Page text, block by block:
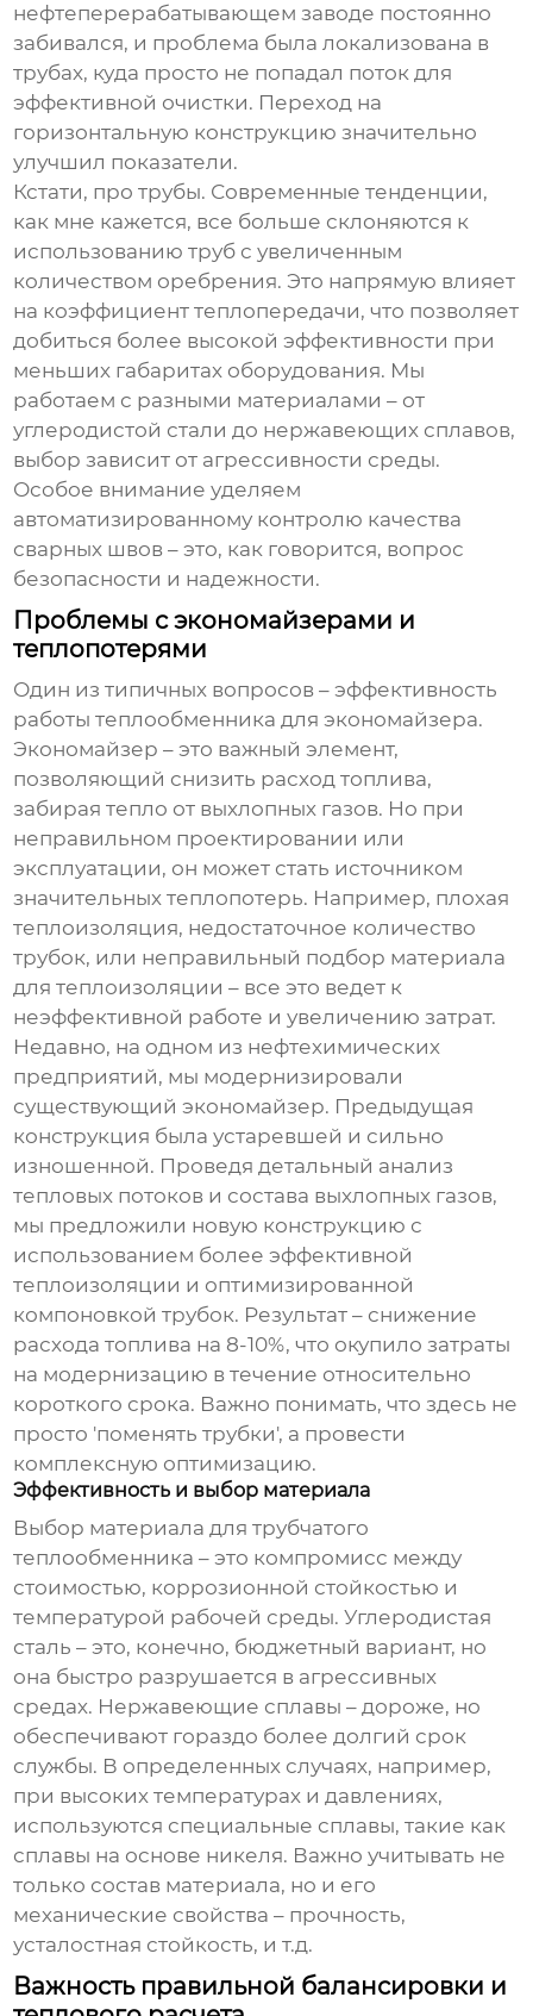
нефтеперерабатывающем заводе постоянно
забивался, и проблема была локализована в
трубах, куда просто не попадал поток для
эффективной очистки. Переход на
горизонтальную конструкцию значительно
улучшил показатели.
Кстати, про трубы. Современные тенденции,
как мне кажется, все больше склоняются к
использованию труб с увеличенным
количеством оребрения. Это напрямую влияет
на коэффициент теплопередачи, что позволяет
добиться более высокой эффективности при
меньших габаритах оборудования. Мы
работаем с разными материалами – от
углеродистой стали до нержавеющих сплавов,
выбор зависит от агрессивности среды.
Особое внимание уделяем
автоматизированному контролю качества
сварных швов – это, как говорится, вопрос
безопасности и надежности.
Проблемы с экономайзерами и
теплопотерями
Один из типичных вопросов – эффективность
работытеплообменника для экономайзера.
Экономайзер – это важный элемент,
позволяющий снизить расход топлива,
забирая тепло от выхлопных газов. Но при
неправильном проектировании или
эксплуатации, он может стать источником
значительных теплопотерь. Например, плохая
теплоизоляция, недостаточное количество
трубок, или неправильный подбор материала
для теплоизоляции – все это ведет к
неэффективной работе и увеличению затрат.
Недавно, на одном из нефтехимических
предприятий, мы модернизировали
существующий экономайзер. Предыдущая
конструкция была устаревшей и сильно
изношенной. Проведя детальный анализ
тепловых потоков и состава выхлопных газов,
мы предложили новую конструкцию с
использованием более эффективной
теплоизоляции и оптимизированной
компоновкой трубок. Результат – снижение
расхода топлива на 8-10%, что окупило затраты
на модернизацию в течение относительно
короткого срока. Важно понимать, что здесь не
просто 'поменять трубки', а провести
комплексную оптимизацию.
Эффективность и выбор материала
Выбор материала длятрубчатого
теплообменника – это компромисс между
стоимостью, коррозионной стойкостью и
температурой рабочей среды. Углеродистая
сталь – это, конечно, бюджетный вариант, но
она быстро разрушается в агрессивных
средах. Нержавеющие сплавы – дороже, но
обеспечивают гораздо более долгий срок
службы. В определенных случаях, например,
при высоких температурах и давлениях,
используются специальные сплавы, такие как
сплавы на основе никеля. Важно учитывать не
только состав материала, но и его
механические свойства – прочность,
усталостная стойкость, и т.д.
Важность правильной балансировки и